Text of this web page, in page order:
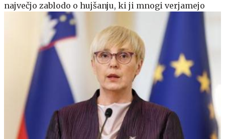
največjo zablodo o hujšanju, ki ji mnogi verjamejo